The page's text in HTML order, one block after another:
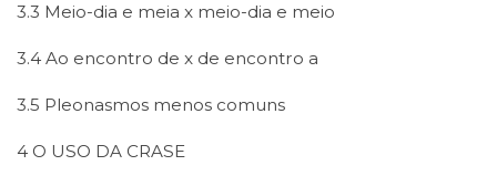
3.3 Meio-dia e meia x meio-dia e meio
3.4 Ao encontro de x de encontro a
3.5 Pleonasmos menos comuns
4 O USO DA CRASE